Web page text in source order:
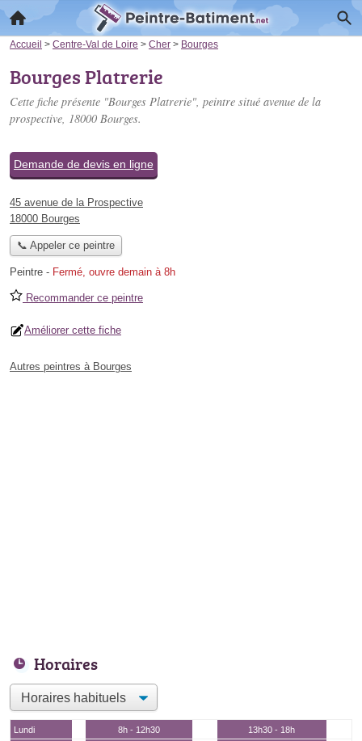
Accueil > Centre-Val de Loire > Cher > Bourges
Bourges Platrerie
Cette fiche présente "Bourges Platrerie", peintre situé avenue de la
prospective, 18000 Bourges.
Demande de devis en ligne
45 avenue de la Prospective
18000 Bourges
📞 Appeler ce peintre
Peintre - Fermé, ouvre demain à 8h
Recommander ce peintre
Améliorer cette fiche
Autres peintres à Bourges
Horaires
Lundi 8h - 12h30
13h30 - 18h